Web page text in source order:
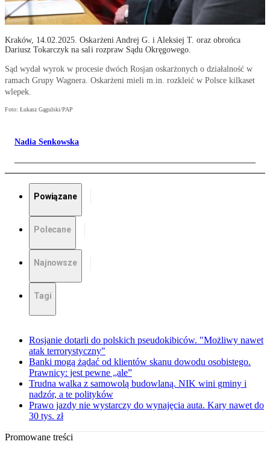
Kraków, 14.02.2025. Oskarżeni Andrej G. i Aleksiej T. oraz obrońca
Dariusz Tokarczyk na sali rozpraw Sądu Okręgowego.
Sąd wydał wyrok w procesie dwóch Rosjan oskarżonych o działalność w
ramach Grupy Wagnera. Oskarżeni mieli m.in. rozkleić w Polsce kilkaset
wlepek.
Foto: Łukasz Gągulski/PAP
Nadia Senkowska
Powiązane
Polecane
Najnowsze
Tagi
Rosjanie dotarli do polskich pseudokibiców. "Możliwy nawet
atak terrorystyczny"
Banki mogą żądać od klientów skanu dowodu osobistego.
Prawnicy: jest pewne „ale”
Trudna walka z samowolą budowlaną. NIK wini gminy i
nadzór, a te polityków
Prawo jazdy nie wystarczy do wynajęcia auta. Kary nawet do
30 tys. zł
Promowane treści